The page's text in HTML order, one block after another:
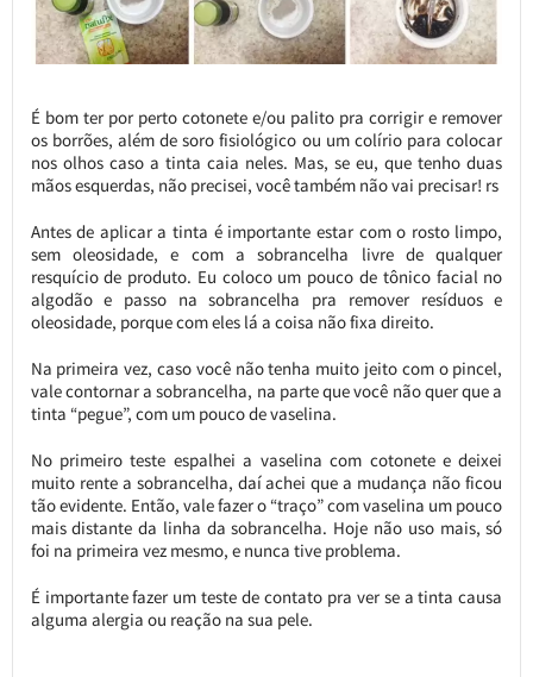
É bom ter por perto cotonete e/ou palito pra corrigir e remover
os borrões, além de soro fisiológico ou um colírio para colocar
nos olhos caso a tinta caia neles. Mas, se eu, que tenho duas
mãos esquerdas, não precisei, você também não vai precisar! rs
Antes de aplicar a tinta é importante estar com o rosto limpo,
sem oleosidade, e com a sobrancelha livre de qualquer
resquício de produto. Eu coloco um pouco de tônico facial no
algodão e passo na sobrancelha pra remover resíduos e
oleosidade, porque com eles lá a coisa não fixa direito.
Na primeira vez, caso você não tenha muito jeito com o pincel,
vale contornar a sobrancelha, na parte que você não quer que a
tinta “pegue”, com um pouco de vaselina.
No primeiro teste espalhei a vaselina com cotonete e deixei
muito rente a sobrancelha, daí achei que a mudança não ficou
tão evidente. Então, vale fazer o “traço” com vaselina um pouco
mais distante da linha da sobrancelha. Hoje não uso mais, só
foi na primeira vez mesmo, e nunca tive problema.
É importante fazer um teste de contato pra ver se a tinta causa
alguma alergia ou reação na sua pele.